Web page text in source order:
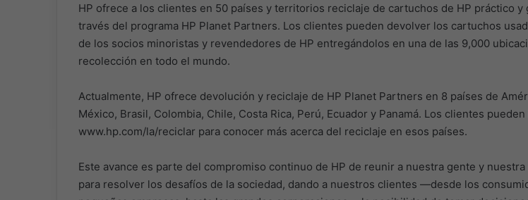
HP ofrece a los clientes en 50 países y territorios reciclaje de cartuchos de HP práctico y
través del programa HP Planet Partners. Los clientes pueden devolver los cartuchos
de los socios minoristas y revendedores de HP entregándolos en una de las 9,000
recolección en todo el mundo.
Actualmente, HP ofrece devolución y reciclaje de HP Planet Partners en 8 países de
México, Brasil, Colombia, Chile, Costa Rica, Perú, Ecuador y Panamá. Los clientes pueden
www.hp.com/la/reciclar para conocer más acerca del reciclaje en esos países.
Este avance es parte del compromiso continuo de HP de reunir a nuestra gente y
para resolver los desafíos de la sociedad, dando a nuestros clientes —desde los